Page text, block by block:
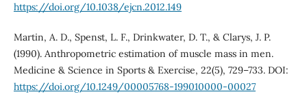
https://doi.org/10.1038/ejcn.2012.149
Martin, A. D., Spenst, L. F., Drinkwater, D. T., & Clarys, J. P.
(1990). Anthropometric estimation of muscle mass in men.
Medicine & Science in Sports & Exercise, 22(5), 729–733. DOI:
https://doi.org/10.1249/00005768-199010000-00027